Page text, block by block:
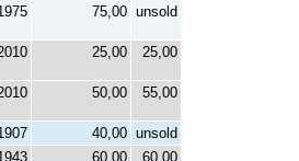
75,00 unsold
25,00 25,00
50,00 55,00
40,00 unsold
60,00
60,00